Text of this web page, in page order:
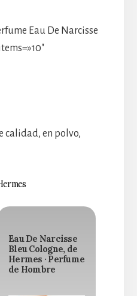
Eau De Narcisse
calidad, en polvo,
Eau De Narcisse
Bleu Cologne, de
Hermes · Perfume
de Hombre